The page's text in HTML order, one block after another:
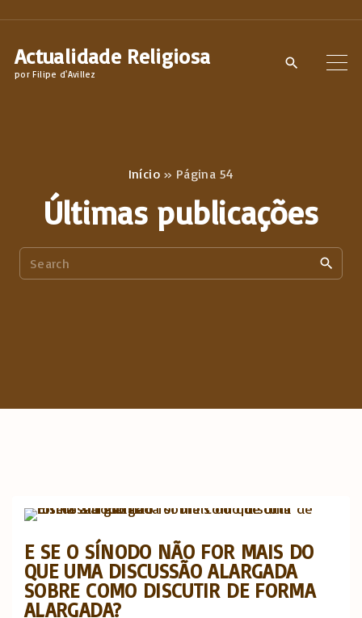
Actualidade Religiosa
por Filipe d'Avillez
Início» Página 54
Últimas publicações
e
E SE O SÍNODO NÃO FOR MAIS DO
QUE UMA DISCUSSÃO ALARGADA
SOBRE COMO DISCUTIR DE FORMA
ALARGADA?